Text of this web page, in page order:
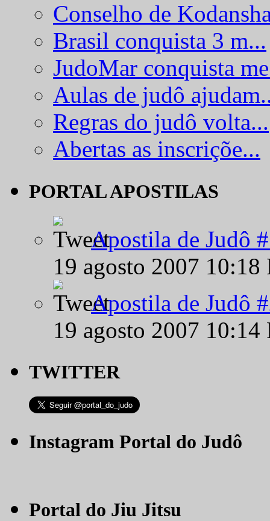
Conselho de
Brasil conquista 3 m...
JudoMar conquista
Aulas de judô
Regras do judô volta...
Abertas as inscriçõe...
PORTAL APOSTILAS
Apostila de Judô
19 agosto 2007
Apostila de Judô
19 agosto 2007
TWITTER
Instagram Portal do Judô
Portal do Jiu Jitsu